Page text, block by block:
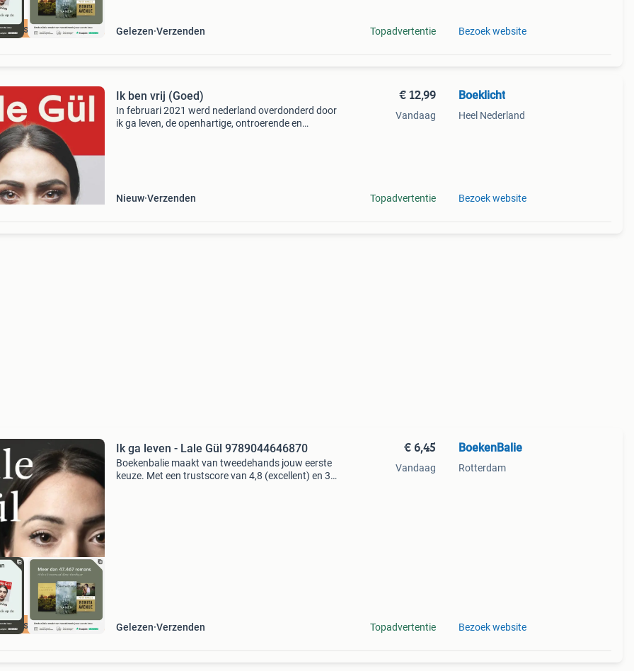
prijs Gelezen Verzenden Topadvertentie Bezoek website
Ik ben vrij (Goed)
In februari 2021 werd nederland overdonderd door
ik ga leven, de openhartige, ontroerende en
Nieuw Verzenden
€ 12,99
Vandaag
Topadvertentie
Boeklicht
Heel Nederland
Bezoek website
prijs
Ik ga leven - Lale Gül 9789044646870
Boekenbalie maakt van tweedehands jouw eerste
keuze. Met een trustscore van 4,8 (excellent) en 30
Gelezen Verzenden
€ 6,45
Vandaag
Topadvertentie
BoekenBalie
Rotterdam
Bezoek website